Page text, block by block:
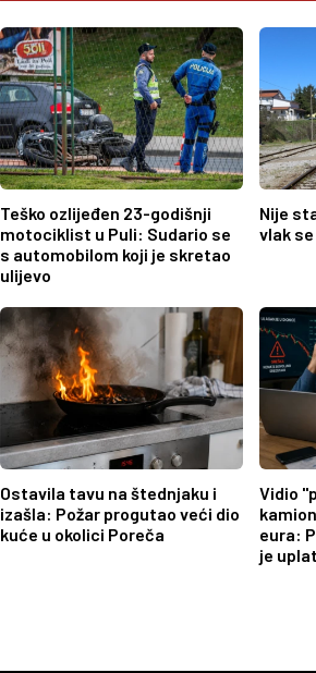
Teško ozlijeđen 23-godišnji
motociklist u Puli: Sudario se
s automobilom koji je skretao
ulijevo
Nije
vlak
Ostavila tavu na štednjaku i
izašla: Požar progutao veći dio
kuće u okolici Poreča
Vidio
eura:
je